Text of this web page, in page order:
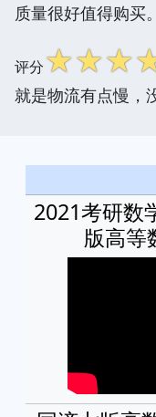
质量很好值得购买。
评分☆☆☆
就是物流有点慢，
2021考研数
版高等